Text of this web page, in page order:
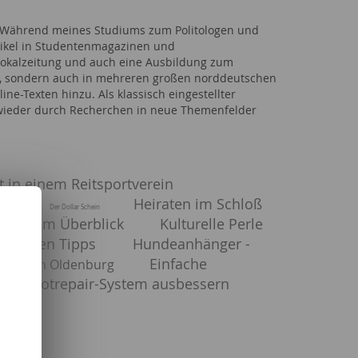
meines Studiums zum Politologen und
in Studentenmagazinen und
und auch eine Ausbildung zum
auch in mehreren großen norddeutschen
Texten hinzu. Als klassisch eingestellter
durch Recherchen in neue Themenfelder
in einem Reitsportverein
Der Dollar Schein
Heiraten im Schloß
im Überblick
Kulturelle Perle
besten Tipps
Hundeanhänger -
in Oldenburg
Einfache
Spotrepair-System ausbessern